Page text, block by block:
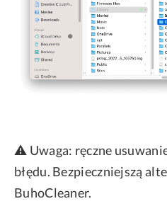
⚠️ Uwaga: ręczne
błędu. Bezpieczniejszą
BuhoCleaner.